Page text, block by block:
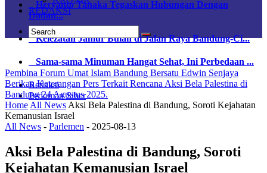
Heryanto Tanaka Tegaskan Hubungan Dengan
Dadan...
Kelezatan Jamur Bulan di Jalan Raya Bandung-Ci...
Sama-sama Minuman Hangat Sehat, Ini Perbedaan ...
Redaksi
Pedoman Siber
REDAKSI
Pembina Forum Umat Islam Bandung Bersatu Edwin Senjaya
Berikan Keterangan Pers Terkait Rencana Aksi Bela Palestina di
Bandung 24 Agustus 2025.
Home All News Aksi Bela Palestina di Bandung, Soroti Kejahatan
Kemanusian Israel
All News - Parlemen - 2025-08-13
Aksi Bela Palestina di Bandung, Soroti
Kejahatan Kemanusian Israel